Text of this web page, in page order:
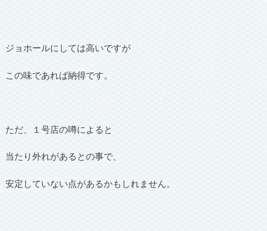
ジョホールにしては高いですが
この味であれば納得です。
ただ、１号店の噂によると
当たり外れがあるとの事で、
安定していない点があるかもしれません。